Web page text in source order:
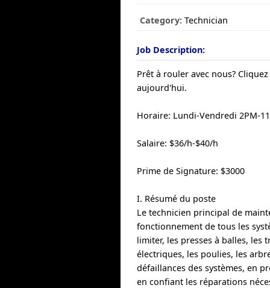
Category: Technician
Job Description:
Prêt à rouler avec nous?
aujourd'hui.
Horaire: Lundi-Vendredi 2PM-
Salaire: $36/h-$40/h
Prime de Signature: $3000
I. Résumé du poste
Le technicien principal de
fonctionnement de tous les
limiter, les presses à balles,
électriques, les poulies, les
défaillances des systèmes, en
en confiant les réparations